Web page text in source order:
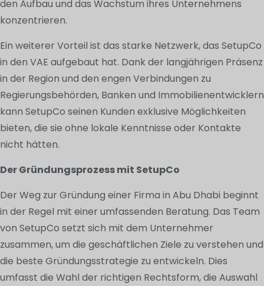
den Aufbau und das Wachstum ihres Unternehmens
konzentrieren.
Ein weiterer Vorteil ist das starke Netzwerk, das SetupCo
in den VAE aufgebaut hat. Dank der langjährigen Präsenz
in der Region und den engen Verbindungen zu
Regierungsbehörden, Banken und Immobilienentwicklern
kann SetupCo seinen Kunden exklusive Möglichkeiten
bieten, die sie ohne lokale Kenntnisse oder Kontakte
nicht hätten.
Der Gründungsprozess mit SetupCo
Der Weg zur Gründung einer Firma in Abu Dhabi beginnt
in der Regel mit einer umfassenden Beratung. Das Team
von SetupCo setzt sich mit dem Unternehmer
zusammen, um die geschäftlichen Ziele zu verstehen und
die beste Gründungsstrategie zu entwickeln. Dies
umfasst die Wahl der richtigen Rechtsform, die Auswahl